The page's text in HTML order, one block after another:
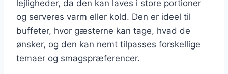
lejligheder, da den kan laves i store portioner
og serveres varm eller kold. Den er ideel til
buffeter, hvor gæsterne kan tage, hvad de
ønsker, og den kan nemt tilpasses forskellige
temaer og smagspræferencer.